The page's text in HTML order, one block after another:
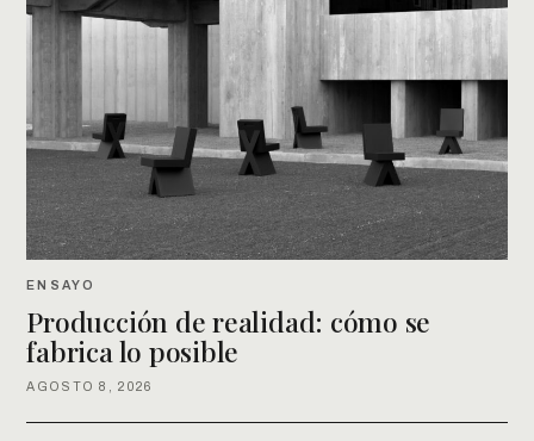
ENSAYO
Producción de realidad: cómo se
fabrica lo posible
AGOSTO 8, 2026